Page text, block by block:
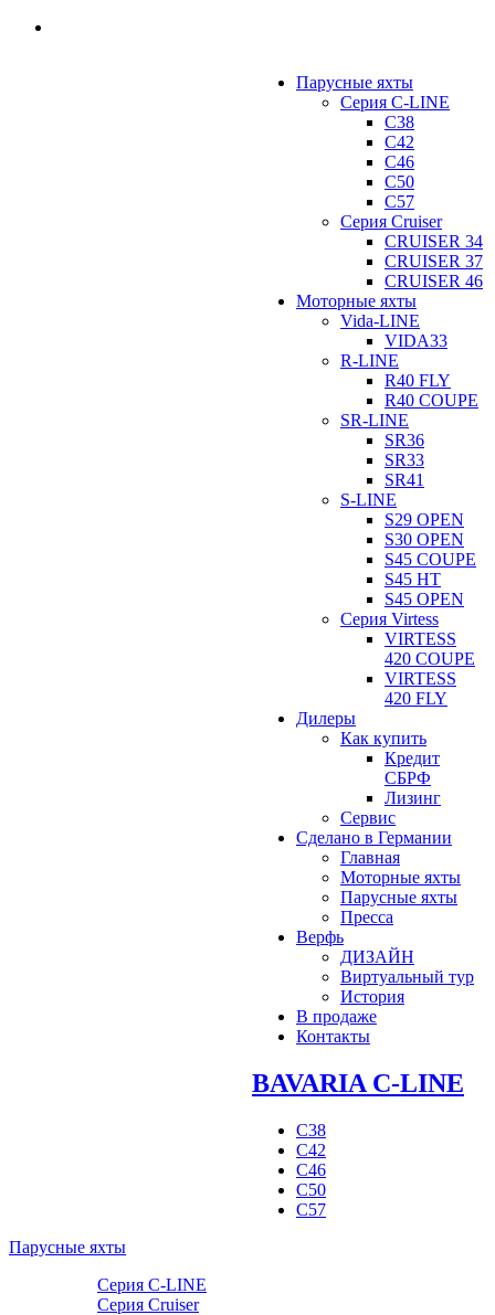
Парусные яхты
Серия C-LINE
C38
C42
C46
C50
C57
Серия Cruiser
CRUISER 34
CRUISER 37
CRUISER 46
Моторные яхты
Vida-LINE
VIDA33
R-LINE
R40 FLY
R40 COUPE
SR-LINE
SR36
SR33
SR41
S-LINE
S29 OPEN
S30 OPEN
S45 COUPE
S45 HT
S45 OPEN
Серия Virtess
VIRTESS
420 COUPE
VIRTESS
420 FLY
Дилеры
Как купить
Кредит
СБРФ
Лизинг
Сервис
Сделано в Германии
Главная
Моторные яхты
Парусные яхты
Пресса
Верфь
ДИЗАЙН
Виртуальный тур
История
В продаже
Контакты
BAVARIA C-LINE
C38
C42
C46
C50
C57
Парусные яхты
Серия C-LINE
Серия Cruiser